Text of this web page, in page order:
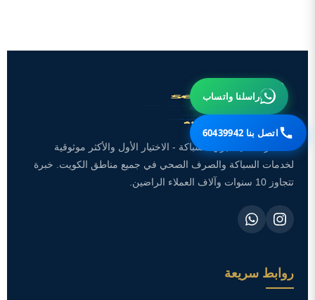
تعد شركة سينسبري للسباكة - الاختيار الأول والأكثر موثوقية
لخدمات السباكة والصرف الصحي في جميع مناطق الكويت. خبرة
تتجاوز 10 سنوات وآلاف العملاء الراضين.
روابط سريعة
راسلنا واتساب
اتصل بنا 60439942